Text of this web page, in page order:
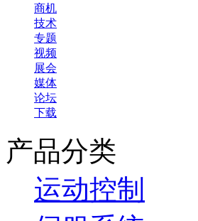
商机
技术
专题
视频
展会
媒体
论坛
下载
产品分类
运动控制